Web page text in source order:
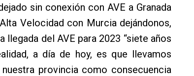
sin conexión con AVE a Granada
Velocidad con Murcia dejándonos,
llegada del AVE para 2023 “siete años
a día de hoy, es que llevamos
provincia como consecuencia